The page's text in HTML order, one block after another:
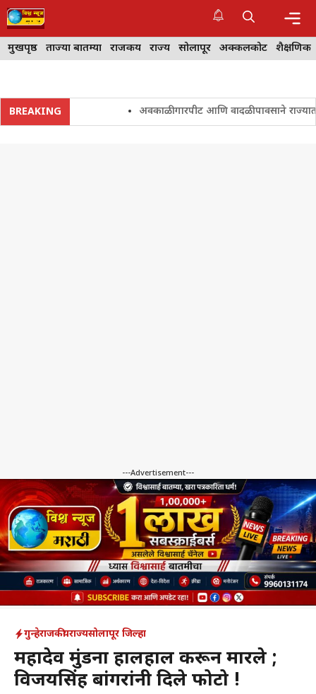
Skip
to
content
मुखपृष्ठ ताज्या बातम्या राजकीय राज्य सोलापूर अक्कलकोट शैक्षणिक
BREAKING अवकाळी गारपीट आणि वादळी पावसाने राज्यातील
---Advertisement---
गुन्हेराजकीयराज्यसोलापूर जिल्हा
महादेव मुंडेंना हालहाल करून मारले ;
विजयसिंह बांगरांनी दिले फोटो !